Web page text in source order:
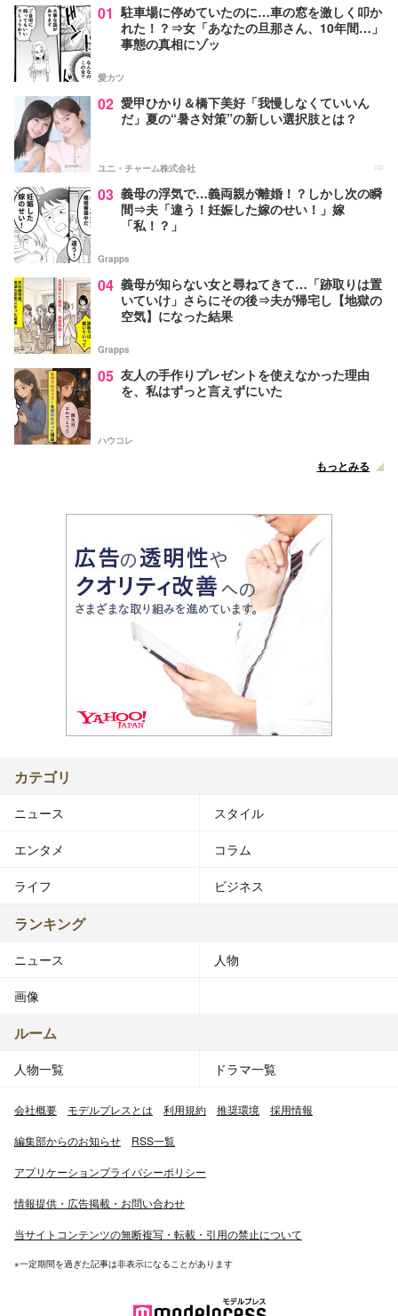
01 駐車場に停めていたのに…車の窓を激しく叩か
れた！？⇒女「あなたの旦那さん、10年間…」
事態の真相にゾッ
愛カツ
02 愛甲ひかり＆橋下美好「我慢しなくていいん
だ」夏の“暑さ対策”の新しい選択肢とは？
ユニ・チャーム株式会社 PR
03 義母の浮気で…義両親が離婚！？しかし次の瞬
間⇒夫「違う！妊娠した嫁のせい！」嫁
「私！？」
Grapps
04 義母が知らない女と尋ねてきて…「跡取りは置
いていけ」さらにその後⇒夫が帰宅し【地獄の
空気】になった結果
Grapps
05 友人の手作りプレゼントを使えなかった理由
を、私はずっと言えずにいた
ハウコレ
もっとみる
カテゴリ
ニュース スタイル
エンタメ コラム
ライフ ビジネス
ランキング
ニュース 人物
画像
ルーム
人物一覧 ドラマ一覧
会社概要 モデルプレスとは 利用規約 推奨環境 採用情報
編集部からのお知らせ RSS一覧
アプリケーションプライバシーポリシー
情報提供・広告掲載・お問い合わせ
当サイトコンテンツの無断複写・転載・引用の禁止について
※一定期間を過ぎた記事は非表示になることがあります